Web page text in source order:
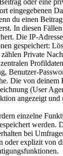
oder eine
eingegebenen
du einen
In diesen
Die IP-
gespeichert:
Private
Benutzer-
Die von deinem
(User
angezeigt und
einzelne
werden.
bei
oder explizit von